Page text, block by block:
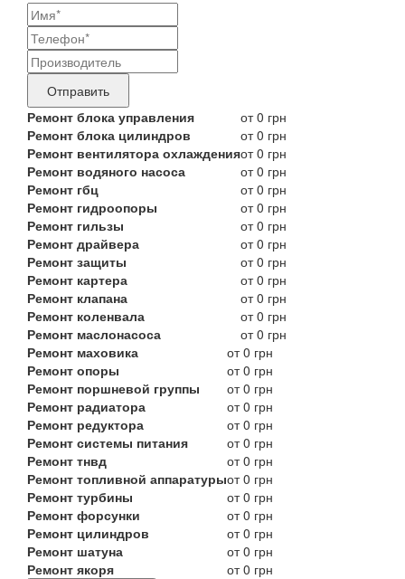
Ваши
контактные
данные
Название
бренда
продукта,
требующего
ремонта
Отправить
Ремонт блока управления
от 0 грн
Ремонт блока цилиндров
от 0 грн
Ремонт вентилятора охлажденияот 0 грн
Ремонт водяного насоса
от 0 грн
Ремонт гбц
от 0 грн
Ремонт гидроопоры
от 0 грн
Ремонт гильзы
от 0 грн
Ремонт драйвера
от 0 грн
Ремонт защиты
от 0 грн
Ремонт картера
от 0 грн
Ремонт клапана
от 0 грн
Ремонт коленвала
от 0 грн
Ремонт маслонасоса
от 0 грн
Ремонт маховика
от 0 грн
Ремонт опоры
от 0 грн
Ремонт поршневой группы
от 0 грн
Ремонт радиатора
от 0 грн
Ремонт редуктора
от 0 грн
Ремонт системы питания
от 0 грн
Ремонт тнвд
от 0 грн
Ремонт топливной аппаратурыот 0 грн
Ремонт турбины
от 0 грн
Ремонт форсунки
от 0 грн
Ремонт цилиндров
от 0 грн
Ремонт шатуна
от 0 грн
Ремонт якоря
от 0 грн